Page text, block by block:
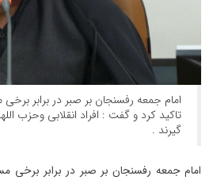
امام جمعه رفسنجان بر صبر در برابر برخی
تاکید کرد و گفت : افراد انقلابی وحزب
گیرند .
امام جمعه رفسنجان بر صبر در برابر برخی